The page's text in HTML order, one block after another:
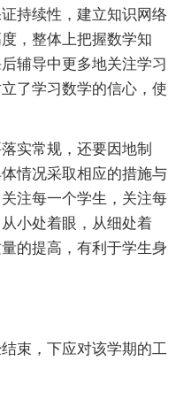
持续性，建立知识网络
，整体上把握数学知
辅导中更多地关注学习
了学习数学的信心，使
常规，还要因地制
情况采取相应的措施与
注每一个学生，关注每
小处着眼，从细处着
的提高，有利于学生身
，下应对该学期的工